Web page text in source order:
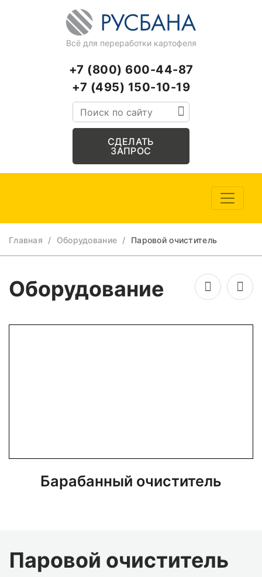
Всё для переработки картофеля
+7 (800) 600-44-87
+7 (495) 150-10-19
СДЕЛАТЬ
ЗАПРОС
Главная / Оборудование / Паровой очиститель
Оборудование
Барабанный очиститель
Паровой очиститель